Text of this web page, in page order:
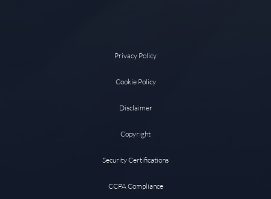
Privacy Policy
Cookie Policy
Disclaimer
Copyright
Security Certifications
CCPA Compliance